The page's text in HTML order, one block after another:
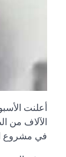
الآلاف من
في مشروع